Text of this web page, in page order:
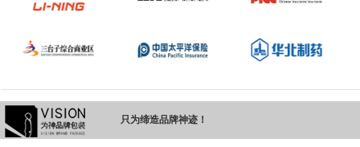
只为缔造品牌神迹！